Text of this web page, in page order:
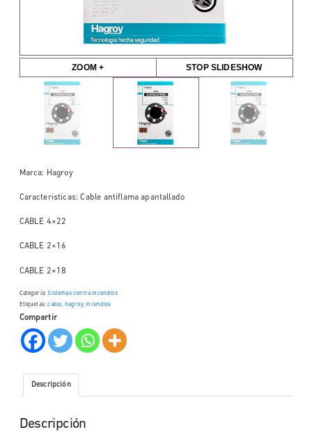
ZOOM + STOP SLIDESHOW
Marca: Hagroy
Caracteristicas: Cable antiflama apantallado
CABLE 4×22
CABLE 2×16
CABLE 2×18
Categoría:Sistemas contra incendios
Etiquetas:cable, hagroy, incendios
Compartir
Descripción
Descripción